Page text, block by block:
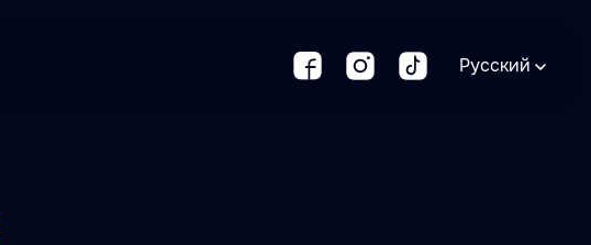
Русский
Русский